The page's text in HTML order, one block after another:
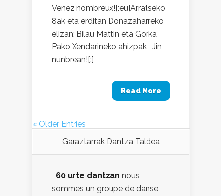
Venez nombreux![:eu]Arratseko
8ak eta erditan Donazaharreko
elizan: Bilau Mattin eta Gorka
Pako Xendarineko ahizpak Jin
nunbrean![:]
Read More
« Older Entries
Garaztarrak Dantza Taldea
60 urte dantzan nous
sommes un groupe de danse